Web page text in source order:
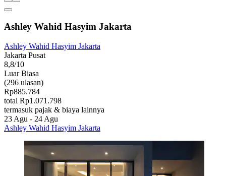
Ashley Wahid Hasyim Jakarta
Ashley Wahid Hasyim Jakarta
Jakarta Pusat
8,8/10
Luar Biasa
(296 ulasan)
Rp885.784
total Rp1.071.798
termasuk pajak & biaya lainnya
23 Agu - 24 Agu
Ashley Wahid Hasyim Jakarta